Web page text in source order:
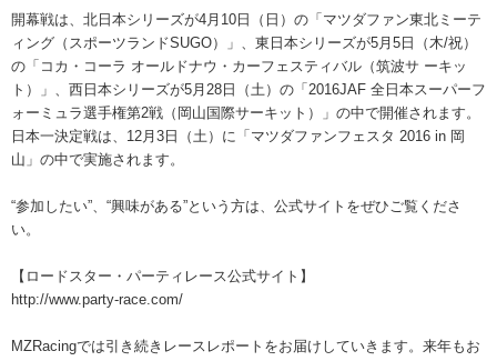
開幕戦は、北日本シリーズが4月10日（日）の「マツダファン東北ミーテ
ィング（スポーツランドSUGO）」、東日本シリーズが5月5日（木/祝）
の「コカ・コーラ オールドナウ・カーフェスティバル（筑波サ ーキッ
ト）」、西日本シリーズが5月28日（土）の「2016JAF 全日本スーパーフ
ォーミュラ選手権第2戦（岡山国際サーキット）」の中で開催されます。
日本一決定戦は、12月3日（土）に「マツダファンフェスタ 2016 in 岡
山」の中で実施されます。
“参加したい”、“興味がある”という方は、公式サイトをぜひご覧くださ
い。
【ロードスター・パーティレース公式サイト】
http://www.party-race.com/
MZRacingでは引き続きレースレポートをお届けしていきます。来年もお